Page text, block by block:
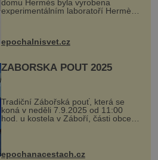
domu Hermès byla vyrobena
experimentálním laboratoří Hermès
kovový...
epochalnisvet.cz
ZÁBOŘSKÁ POUŤ 2025
Tradiční Zábořská pouť, která se
koná v neděli 7.9.2025 od 11:00
hod. u kostela v Záboří, části obce
Kly u Mělníka. V programu naleznete
komentovanou prohlídku kostela,
epochanacestach.cz